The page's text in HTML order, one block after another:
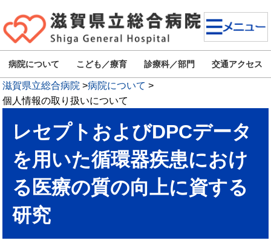
病院について こども／療育 診療科／部門 交通アクセス
滋賀県立総合病院 >病院について >
個人情報の取り扱いについて
レセプトおよびDPCデータ
を用いた循環器疾患におけ
る医療の質の向上に資する
研究